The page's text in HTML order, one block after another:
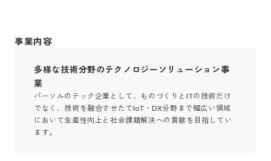
事業内容
多様な技術分野のテクノロジーソリューション事
業
パーソルのテック企業として、ものづくりとITの技術だけ
でなく、技術を融合させたでIoT・DX分野まで幅広い領域
において生産性向上と社会課題解決への貢献を目指してい
ます。